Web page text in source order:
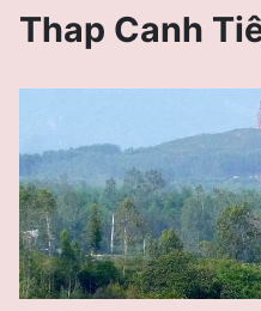
Thap Canh